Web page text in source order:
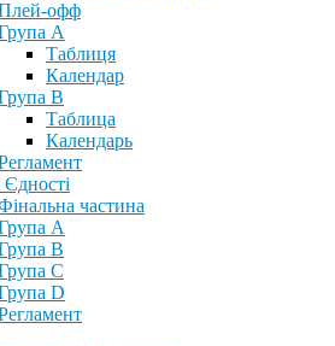
офф
А
Таблиця
Календар
В
Таблица
Календарь
частина
А
В
С
D